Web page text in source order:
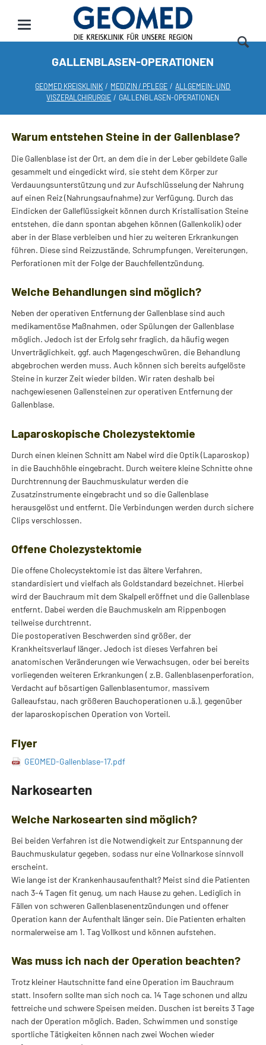
GALLENBLASEN-OPERATIONEN
GEOMED KREISKLINIK MEDIZIN / PFLEGE
ALLGEMEIN- UND
VISZERALCHIRURGIE
GALLENBLASEN-OPERATIONEN
Warum entstehen Steine in der Gallenblase?
Die Gallenblase ist der Ort, an dem die in der Leber gebildete Galle
gesammelt und eingedickt wird, sie steht dem Körper zur
Verdauungsunterstützung und zur Aufschlüsselung der Nahrung
auf einen Reiz (Nahrungsaufnahme) zur Verfügung. Durch das
Eindicken der Galleflüssigkeit können durch Kristallisation Steine
entstehen, die dann spontan abgehen können (Gallenkolik) oder
aber in der Blase verbleiben und hier zu weiteren Erkrankungen
führen. Diese sind Reizzustände, Schrumpfungen, Vereiterungen,
Perforationen mit der Folge der Bauchfellentzündung.
Welche Behandlungen sind möglich?
Neben der operativen Entfernung der Gallenblase sind auch
medikamentöse Maßnahmen, oder Spülungen der Gallenblase
möglich. Jedoch ist der Erfolg sehr fraglich, da häufig wegen
Unverträglichkeit, ggf. auch Magengeschwüren, die Behandlung
abgebrochen werden muss. Auch können sich bereits aufgelöste
Steine in kurzer Zeit wieder bilden. Wir raten deshalb bei
nachgewiesenen Gallensteinen zur operativen Entfernung der
Gallenblase.
Laparoskopische Cholezystektomie
Durch einen kleinen Schnitt am Nabel wird die Optik (Laparoskop)
in die Bauchhöhle eingebracht. Durch weitere kleine Schnitte ohne
Durchtrennung der Bauchmuskulatur werden die
Zusatzinstrumente eingebracht und so die Gallenblase
herausgelöst und entfernt. Die Verbindungen werden durch sichere
Clips verschlossen.
Offene Cholezystektomie
Die offene Cholecystektomie ist das ältere Verfahren,
standardisiert und vielfach als Goldstandard bezeichnet. Hierbei
wird der Bauchraum mit dem Skalpell eröffnet und die Gallenblase
entfernt. Dabei werden die Bauchmuskeln am Rippenbogen
teilweise durchtrennt.
Die postoperativen Beschwerden sind größer, der
Krankheitsverlauf länger. Jedoch ist dieses Verfahren bei
anatomischen Veränderungen wie Verwachsugen, oder bei bereits
vorliegenden weiteren Erkrankungen ( z.B. Gallenblasenperforation,
Verdacht auf bösartigen Gallenblasentumor, massivem
Galleaufstau, nach größeren Bauchoperationen u.ä.), gegenüber
der laparoskopischen Operation von Vorteil.
Flyer
GEOMED-Gallenblase-17.pdf
Narkosearten
Welche Narkosearten sind möglich?
Bei beiden Verfahren ist die Notwendigkeit zur Entspannung der
Bauchmuskulatur gegeben, sodass nur eine Vollnarkose sinnvoll
erscheint.
Wie lange ist der Krankenhausaufenthalt? Meist sind die Patienten
nach 3-4 Tagen fit genug, um nach Hause zu gehen. Lediglich in
Fällen von schweren Gallenblasenentzündungen und offener
Operation kann der Aufenthalt länger sein. Die Patienten erhalten
normalerweise am 1. Tag Vollkost und können aufstehen.
Was muss ich nach der Operation beachten?
Trotz kleiner Hautschnitte fand eine Operation im Bauchraum
statt. Insofern sollte man sich noch ca. 14 Tage schonen und allzu
fettreiche und schwere Speisen meiden. Duschen ist bereits 3 Tage
nach der Operation möglich. Baden, Schwimmen und sonstige
sportliche Tätigkeiten können nach zwei Wochen wieder